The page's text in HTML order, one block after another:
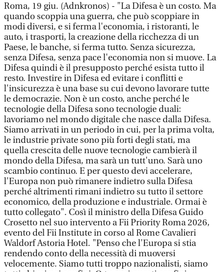
Roma, 19 giu. (Adnkronos) - "La Difesa è un costo. Ma
quando scoppia una guerra, che può scoppiare in
modi diversi, e si ferma l'economia, i ristoranti, le
auto, i trasporti, la creazione della ricchezza di un
Paese, le banche, si ferma tutto. Senza sicurezza,
senza Difesa, senza pace l'economia non si muove. La
Difesa quindi è il presupposto perché esista tutto il
resto. Investire in Difesa ed evitare i conflitti e
l'insicurezza è una base su cui devono lavorare tutte
le democrazie. Non è un costo, anche perché le
tecnologie della Difesa sono tecnologie duali:
lavoriamo nel mondo digitale che nasce dalla Difesa.
Siamo arrivati in un periodo in cui, per la prima volta,
le industrie private sono più forti degli stati, ma
quella crescita delle nuove tecnologie cambierà il
mondo della Difesa, ma sarà un tutt'uno. Sarà uno
scambio continuo. E per questo devi accelerare,
l'Europa non può rimanere indietro sulla Difesa
perché altrimenti rimani indietro su tutto il settore
economico, della produzione e industriale. Ormai è
tutto collegato". Così il ministro della Difesa Guido
Crosetto nel suo intervento a Fii Priority Roma 2026,
evento del Fii Institute in corso al Rome Cavalieri
Waldorf Astoria Hotel. "Penso che l'Europa si stia
rendendo conto della necessità di muoversi
velocemente. Siamo tutti troppo nazionalisti, siamo